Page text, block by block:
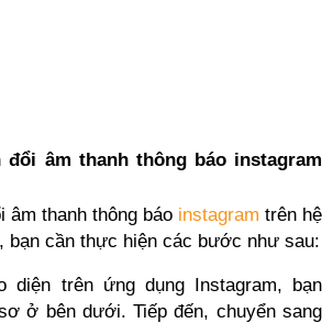
đổi âm thanh thông báo instagram
âm thanh thông báo instagram trên hệ
, bạn cần thực hiện các bước như sau:
diện trên ứng dụng Instagram, bạn
ở bên dưới. Tiếp đến, chuyển sang